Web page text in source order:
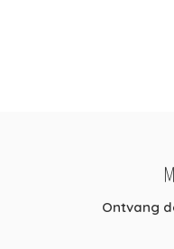
Ontvang